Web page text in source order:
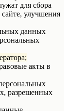
для сбора
улучшения
данных
акты в
разрешенных